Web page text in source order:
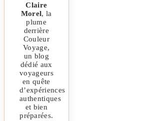
Claire
Morel, la
plume
derrière
Couleur
Voyage,
un blog
dédié aux
voyageurs
en quête
d’expériences
authentiques
et bien
préparées.